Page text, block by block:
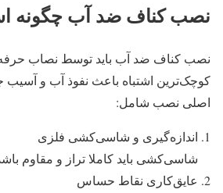
نصب کناف ضد آب چگونه
نصب کناف ضد آب باید توسط نصاب
کوچک‌ترین اشتباه باعث نفوذ آب و
اصلی نصب شامل:
اندازه‌گیری و شاسی‌کشی فلزی
شاسی‌کشی باید کاملا تراز و مقاوم
عایق‌کاری نقاط حساس